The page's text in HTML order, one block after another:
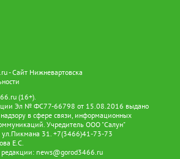
- Сайт Нижневартовска
(16+).
Эл № ФС77-66798 от 15.08.2016 выдано
в сфере связи, информационных
Учредитель ООО "Салун"
ул.Пикмана 31. +7(3466)41-73-73
Е.С.
редакции: news@gorod3466.ru